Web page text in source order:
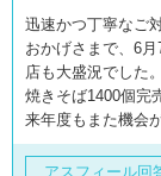
迅速かつ丁寧なご
おかげさまで、6
店も大盛況でした。
焼きそば1400個完
来年度もまた機会
アスフィール回